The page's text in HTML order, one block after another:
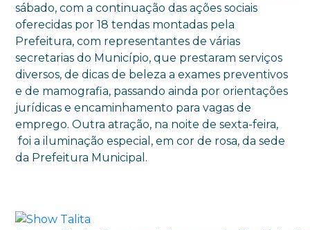
sábado, com a continuação das ações sociais
oferecidas por 18 tendas montadas pela
Prefeitura, com representantes de várias
secretarias do Município, que prestaram serviços
diversos, de dicas de beleza a exames preventivos
e de mamografia, passando ainda por orientações
jurídicas e encaminhamento para vagas de
emprego. Outra atração, na noite de sexta-feira,
foi a iluminação especial, em cor de rosa, da sede
da Prefeitura Municipal.